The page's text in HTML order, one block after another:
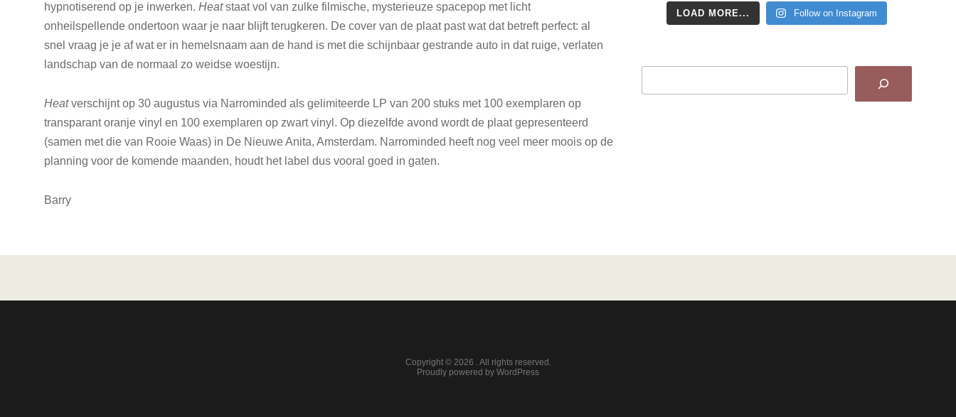
hypnotiserend op je inwerken. Heatstaat vol van zulke filmische, mysterieuze spacepop met licht
onheilspellende ondertoon waar je naar blijft terugkeren. De cover van de plaat past wat dat betreft perfect: al
snel vraag je je af wat er in hemelsnaam aan de hand is met die schijnbaar gestrande auto in dat ruige, verlaten
landschap van de normaal zo weidse woestijn.
Heatverschijnt op 30 augustus via Narrominded als gelimiteerde LP van 200 stuks met 100 exemplaren op
transparant oranje vinyl en 100 exemplaren op zwart vinyl. Op diezelfde avond wordt de plaat gepresenteerd
(samen met die van Rooie Waas) in De Nieuwe Anita, Amsterdam. Narrominded heeft nog veel meer moois op de
planning voor de komende maanden, houdt het label dus vooral goed in gaten.
Barry
LOAD MORE... Follow on Instagram
Copyright © 2026 . All rights reserved.
Proudly powered by WordPress